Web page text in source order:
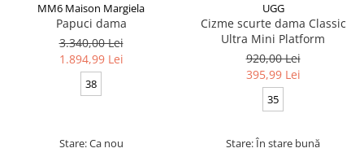
MM6 Maison Margiela
Papuci dama
3.340,00 Lei
1.894,99 Lei
38
Stare: Ca nou
UGG
Cizme scurte dama Classic
Ultra Mini Platform
920,00 Lei
395,99 Lei
35
Stare: În stare bună